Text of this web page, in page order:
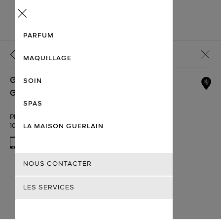
PARFUM
MAQUILLAGE
SOIN
SPAS
LA MAISON GUERLAIN
NOUS CONTACTER
LES SERVICES
Retour
GUERLAIN BOUTIQUE PRESSO SINATRA
GALERIE DE BEAUTÉ
PIAZZA SAN CARLO 205
10121 TORINO
Aujourd'hui: Fermé